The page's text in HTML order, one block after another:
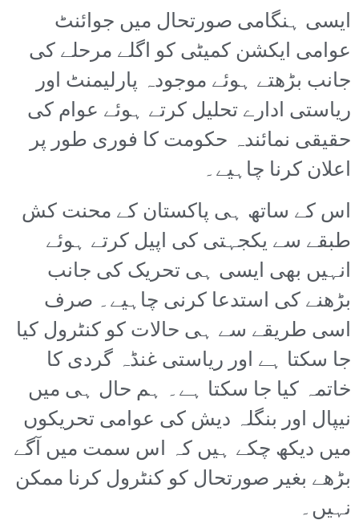
ایسی ہنگامی صورتحال میں جوائنٹ
عوامی ایکشن کمیٹی کو اگلے مرحلے کی
جانب بڑھتے ہوئے موجودہ پارلیمنٹ اور
ریاستی ادارے تحلیل کرتے ہوئے عوام کی
حقیقی نمائندہ حکومت کا فوری طور پر
اعلان کرنا چاہیے۔
اس کے ساتھ ہی پاکستان کے محنت کش
طبقے سے یکجہتی کی اپیل کرتے ہوئے
انہیں بھی ایسی ہی تحریک کی جانب
بڑھنے کی استدعا کرنی چاہیے۔ صرف
اسی طریقے سے ہی حالات کو کنٹرول کیا
جا سکتا ہے اور ریاستی غنڈہ گردی کا
خاتمہ کیا جا سکتا ہے۔ ہم حال ہی میں
نیپال اور بنگلہ دیش کی عوامی تحریکوں
میں دیکھ چکے ہیں کہ اس سمت میں آگے
بڑھے بغیر صورتحال کو کنٹرول کرنا ممکن
نہیں۔